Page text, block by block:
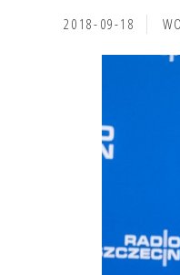
2018-09-18